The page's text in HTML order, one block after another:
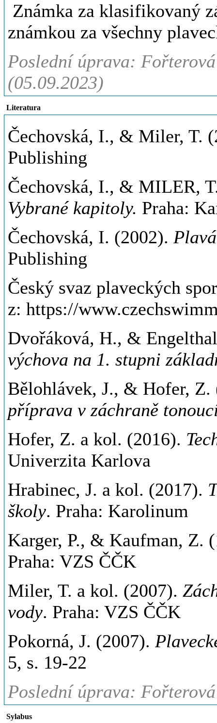
Známka za klasifikovaný
známkou za všechny
Poslední úprava:
(05.09.2023)
Literatura
Čechovská, I., & Miler, T.
Publishing
Čechovská, I., & MILER,
Vybrané kapitoly. Praha:
Čechovská, I. (2002).
Publishing
Český svaz plaveckých
z: https://
Dvořáková, H., &
výchova na 1. stupni
Bělohlávek, J., & Hofer,
příprava v záchraně
Hofer, Z. a kol. (2016).
Univerzita Karlova
Hrabinec, J. a kol. (2017).
školy. Praha: Karolinum
Karger, P., & Kaufman, Z.
Praha: VZS ČČK
Miler, T. a kol. (2007).
vody. Praha: VZS ČČK
Pokorná, J. (2007).
5, s. 19-22
Poslední úprava:
Sylabus